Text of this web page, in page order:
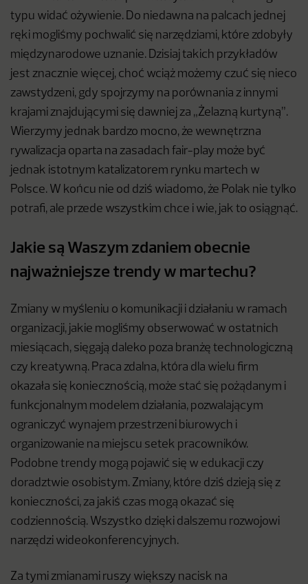
typu widać ożywienie. Do niedawna na palcach jednej
ręki mogliśmy pochwalić się narzędziami, które zdobyły
międzynarodowe uznanie. Dzisiaj takich przykładów
jest znacznie więcej, choć wciąż możemy czuć się nieco
zawstydzeni, gdy spojrzymy na porównania z innymi
krajami znajdującymi się dawniej za „Żelazną kurtyną”.
Wierzymy jednak bardzo mocno, że wewnętrzna
rywalizacja oparta na zasadach fair-play może być
jednak istotnym katalizatorem rynku martech w
Polsce. W końcu nie od dziś wiadomo, że Polak nie tylko
potrafi, ale przede wszystkim chce i wie, jak to osiągnąć.
Jakie są Waszym zdaniem obecnie
najważniejsze trendy w martechu?
Zmiany w myśleniu o komunikacji i działaniu w ramach
organizacji, jakie mogliśmy obserwować w ostatnich
miesiącach, sięgają daleko poza branżę technologiczną
czy kreatywną. Praca zdalna, która dla wielu firm
okazała się koniecznością, może stać się pożądanym i
funkcjonalnym modelem działania, pozwalającym
ograniczyć wynajem przestrzeni biurowych i
organizowanie na miejscu setek pracowników.
Podobne trendy mogą pojawić się w edukacji czy
doradztwie osobistym. Zmiany, które dziś dzieją się z
konieczności, za jakiś czas mogą okazać się
codziennością. Wszystko dzięki dalszemu rozwojowi
narzędzi wideokonferencyjnych.
Za tymi zmianami ruszy większy nacisk na